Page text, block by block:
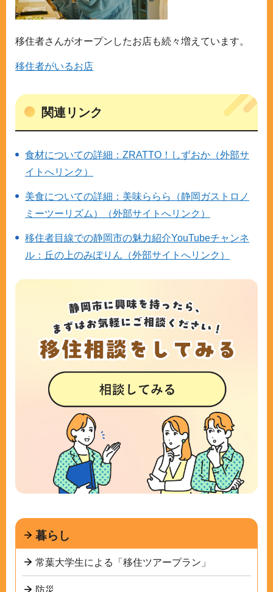
移住者さんがオープンしたお店も続々増えています。
移住者がいるお店
関連リンク
食材についての詳細：ZRATTO！しずおか（外部サ
イトへリンク）
美食についての詳細：美味ららら（静岡ガストロノ
ミーツーリズム）（外部サイトへリンク）
移住者目線での静岡市の魅力紹介YouTubeチャンネ
ル：丘の上のみぽりん（外部サイトへリンク）
暮らし
常葉大学生による「移住ツアープラン」
防災